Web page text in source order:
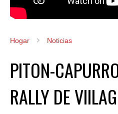
Hogar Noticias
PITON-
RALLY DE